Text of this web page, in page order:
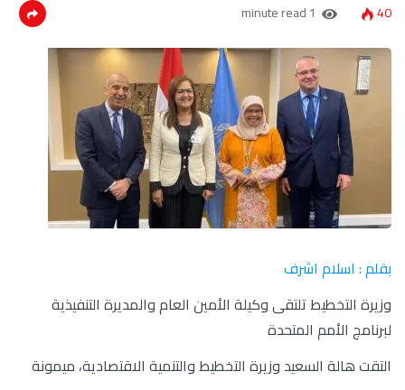
40
1 minute read
بقلم : اسلام اشرف
وزيرة التخطيط تلتقى وكيلة الأمين العام والمديرة التنفيذية
لبرنامج الأمم المتحدة
التقت هالة السعيد وزيرة التخطيط والتنمية الاقتصادية، ميمونة